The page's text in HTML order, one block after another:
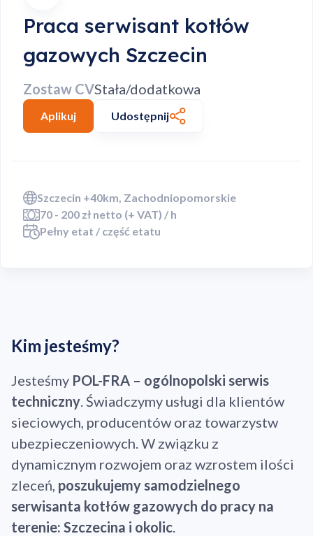
Praca serwisant kotłów
gazowych Szczecin
Zostaw CVStała/dodatkowa
Aplikuj Udostępnij
Szczecin +40km, Zachodniopomorskie
70 - 200 zł netto (+ VAT) / h
Pełny etat / część etatu
Kim jesteśmy?
Jesteśmy POL-FRA – ogólnopolski serwis
techniczny. Świadczymy usługi dla klientów
sieciowych, producentów oraz towarzystw
ubezpieczeniowych. W związku z
dynamicznym rozwojem oraz wzrostem ilości
zleceń, poszukujemy samodzielnego
serwisanta kotłów gazowych do pracy na
terenie: Szczecina i okolic.